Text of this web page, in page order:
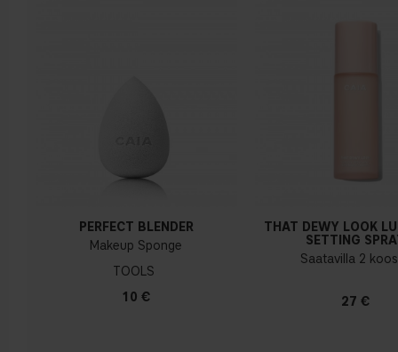
PERFECT BLENDER
Makeup Sponge
TOOLS
10 €
THAT DEWY LOOK
SETTING
Saatavilla 2
27 €